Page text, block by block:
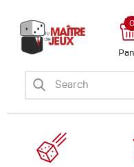
0
Accueil
Boutique
Ateliers